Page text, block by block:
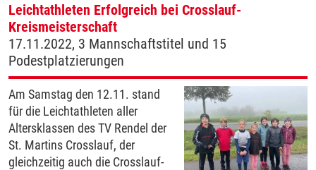
Leichtathleten Erfolgreich bei Crosslauf-
Kreismeisterschaft
17.11.2022, 3 Mannschaftstitel und 15
Podestplatzierungen
Am Samstag den 12.11. stand
für die Leichtathleten aller
Altersklassen des TV Rendel der
St. Martins Crosslauf, der
gleichzeitig auch die Crosslauf-